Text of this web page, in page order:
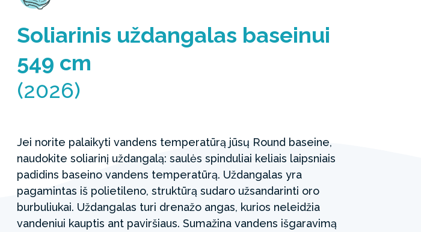
Soliarinis uždangalas baseinui
549 cm
(2026)
Jei norite palaikyti vandens temperatūrą jūsų Round baseine,
naudokite soliarinį uždangalą: saulės spinduliai keliais laipsniais
padidins baseino vandens temperatūrą. Uždangalas yra
pagamintas iš polietileno, struktūrą sudaro užsandarinti oro
burbuliukai. Uždangalas turi drenažo angas, kurios neleidžia
vandeniui kauptis ant paviršiaus. Sumažina vandens išgaravimą